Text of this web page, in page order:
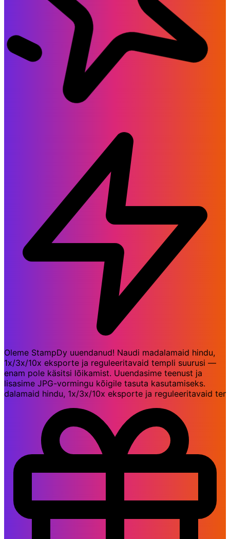
Oleme StampDy uuendanud! Naudi madalamaid hindu,
1x/3x/10x eksporte ja reguleeritavaid templi suurusi —
enam pole käsitsi lõikamist. Uuendasime teenust ja
lisasime JPG-vormingu kõigile tasuta kasutamiseks.
hindu, 1x/3x/10x eksporte ja reguleeritavaid